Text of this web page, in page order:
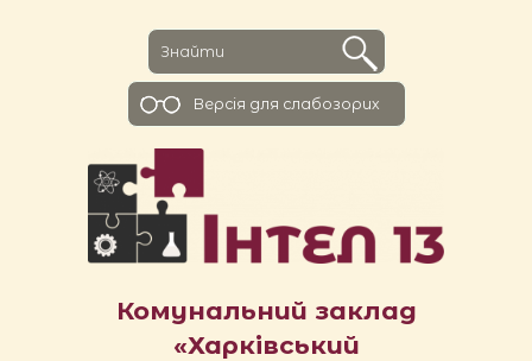
Комунальний заклад
«Харківський
Версiя для слабозорих